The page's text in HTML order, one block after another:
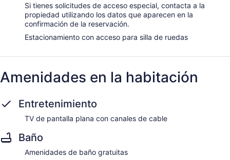
Si tienes solicitudes de acceso especial, contacta a la
propiedad utilizando los datos que aparecen en la
confirmación de la reservación.
Estacionamiento con acceso para silla de ruedas
Amenidades en la habitación
Entretenimiento
TV de pantalla plana con canales de cable
Baño
Amenidades de baño gratuitas